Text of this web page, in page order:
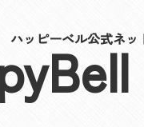
ハッピーベル公式ネッ